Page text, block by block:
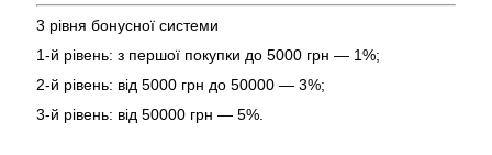
3 рівня бонусної системи
1-й рівень: з першої покупки до 5000 грн — 1%;
2-й рівень: від 5000 грн до 50000 — 3%;
3-й рівень: від 50000 грн — 5%.